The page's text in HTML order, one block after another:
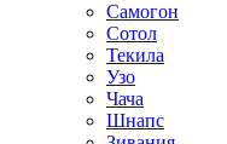
Самогон
Сотол
Текила
Узо
Чача
Шнапс